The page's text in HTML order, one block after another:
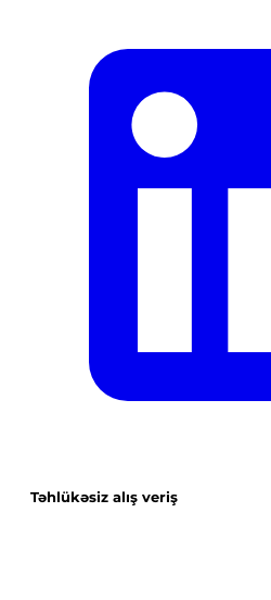
Təhlükəsiz alış veriş